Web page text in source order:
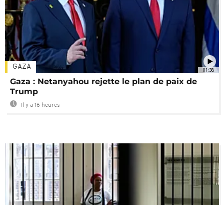
01:38
GAZA
Gaza : Netanyahou rejette le plan de paix de
Trump
Il y a 16 heures